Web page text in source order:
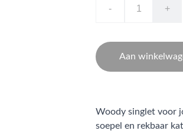
- +
Aan
Woody singlet voor
soepel en rekbaar